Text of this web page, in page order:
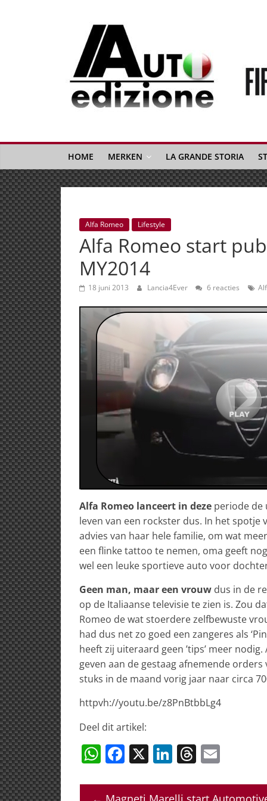
Auto
Edizione
La
Gazetta
dell'Automobile
Italiana
|
Italiaans
autonieuws
&
lifestyle
HOME MERKEN LA GRANDE STORIA
Alfa Romeo Lifestyle
Alfa Romeo start
MY2014
18 juni 2013 Lancia4Ever 6 reacties
Alfa Romeo lanceert in deze periode de
leven van een rockster dus. In het
advies van haar hele familie, om wat
een flinke tattoo te nemen, oma geeft
wel een leuke sportieve auto voor
Geen man, maar een vrouw dus in de
op de Italiaanse televisie te zien is. Zou
Romeo de wat stoerdere zelfbewuste
had dus net zo goed een zangeres als
heeft zij uiteraard geen ’tips’ meer
geven aan de gestaag afnemende
stuks in de maand vorig jaar naar circa
httpvh://youtu.be/z8PnBtbbLg4
Deel dit artikel:
W
at
F
c
X Li
k
T
re ai